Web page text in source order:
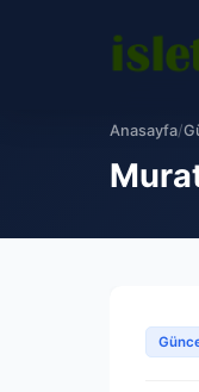
Anasayfa/